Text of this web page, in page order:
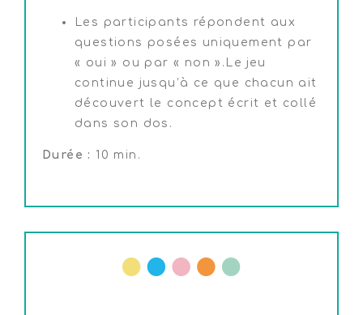
Les participants répondent aux
questions posées uniquement par
« oui » ou par « non ».Le jeu
continue jusqu’à ce que chacun ait
découvert le concept écrit et collé
dans son dos.
Durée : 10 min.